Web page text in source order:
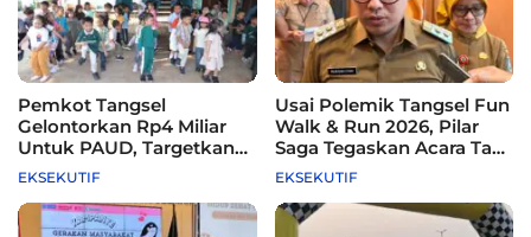
Pemkot Tangsel
Gelontorkan Rp4 Miliar
Untuk PAUD, Targetkan
115 Sekolah
EKSEKUTIF
Usai Polemik Tangsel Fun
Walk & Run 2026, Pilar
Saga Tegaskan Acara Tak
Difasilitasi Pemkot
EKSEKUTIF